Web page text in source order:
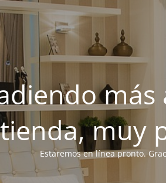
muy
Estaremos en línea pronto.